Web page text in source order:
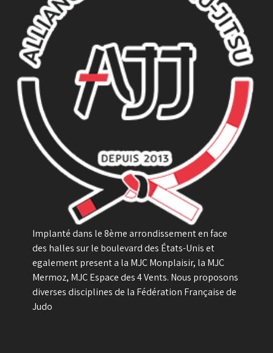
Implanté dans le 8ème arrondissement en face
des halles sur le boulevard des États-Unis et
egalement present a la MJC Monplaisir, la MJC
Mermoz, MJC Espace des 4 Vents. Nous proposons
diverses disciplines de la Fédération Française de
Judo